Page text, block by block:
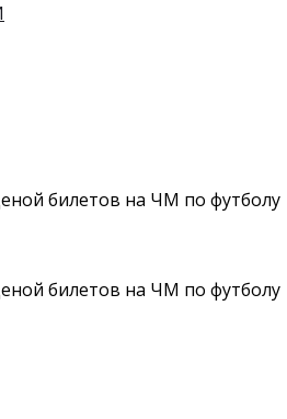
билетов на ЧМ по футболу
билетов на ЧМ по футболу